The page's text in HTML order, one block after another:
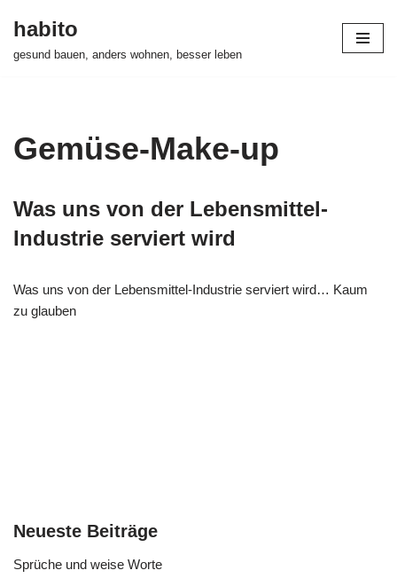
habito
gesund bauen, anders wohnen, besser leben
Gemüse-Make-up
Was uns von der Lebensmittel-
Industrie serviert wird
Was uns von der Lebensmittel-Industrie serviert wird… Kaum
zu glauben
Neueste Beiträge
Sprüche und weise Worte